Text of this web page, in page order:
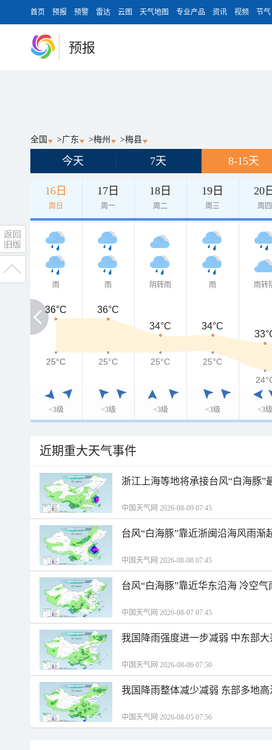
首页 预报 预警 雷达 云图 天气地图 专业产品 资讯 视频 节气
预报
全国 >广东 >梅州 >梅县
今天 7天 8-15天
16日
周日
17日
周一
18日
周二
19日
周三
20
周四
雨
<3级
雨
<3级
阴转雨
<3级
雨
<3级
雨转
<3级
36°C
36°C 36°C
34°C 34°C
25°C
25°C 25°C 25°C
25°C
近期重大天气事件
浙江上海等地将承接台风“白海豚”
中国天气网 2026-08-09 07:45
台风“白海豚”靠近浙闽沿海风雨渐
中国天气网 2026-08-08 07:45
台风“白海豚”靠近华东沿海 冷空
中国天气网 2026-08-07 07:45
我国降雨强度进一步减弱 中东部
中国天气网 2026-08-06 07:50
我国降雨整体减少减弱 东部多地
中国天气网 2026-08-05 07:56